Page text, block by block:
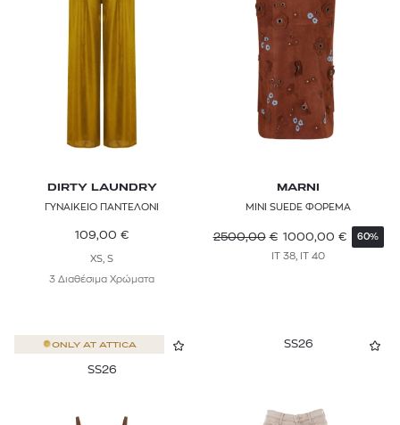
DIRTY LAUNDRY
ΓΥΝΑΙΚΕΙΟ ΠΑΝΤΕΛΟΝΙ
109,00 €
XS, S
3 Διαθέσιμα Χρώματα
MARNI
ΜΙΝΙ SUEDE ΦΟΡΕΜΑ
2500,00 € 1000,00 € 60%
IT 38, IT 40
ONLY AT ATTICA
SS26
SS26